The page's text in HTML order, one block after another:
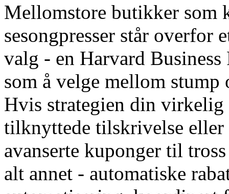
Mellomstore butikker som
sesongpresser står
valg - en Harvard
som å velge mellom
Hvis strategien din
tilknyttede tilskrivelse eller
avanserte kuponger til
alt annet - automatiske